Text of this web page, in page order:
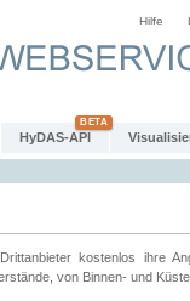
Hilfe
HyDAS-API
kostenlos ihre
von Binnen- und